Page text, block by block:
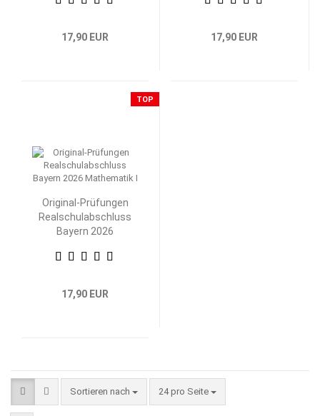
17,90 EUR 17,90 EUR
TOP
Original-Prüfungen
Realschulabschluss
Bayern 2026
17,90 EUR
Sortieren nach
Sortieren nach 24 pro Seite
pro Seite